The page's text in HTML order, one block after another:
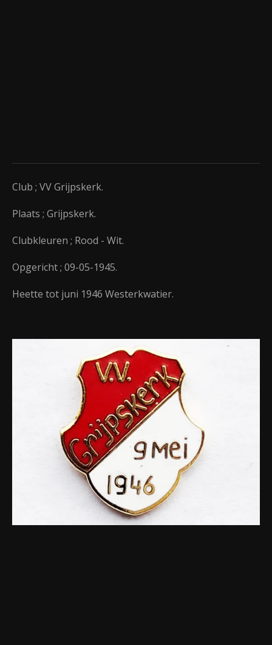
Club ; VV Grijpskerk.
Plaats ; Grijpskerk.
Clubkleuren ; Rood - Wit.
Opgericht ; 09-05-1945.
Heette tot juni 1946 Westerkwatier.